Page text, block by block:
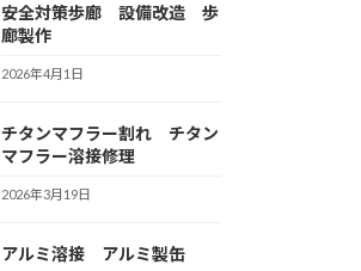
安全対策歩廊 設備改造 歩
廊製作
2026年4月1日
チタンマフラー割れ チタン
マフラー溶接修理
2026年3月19日
アルミ溶接 アルミ製缶